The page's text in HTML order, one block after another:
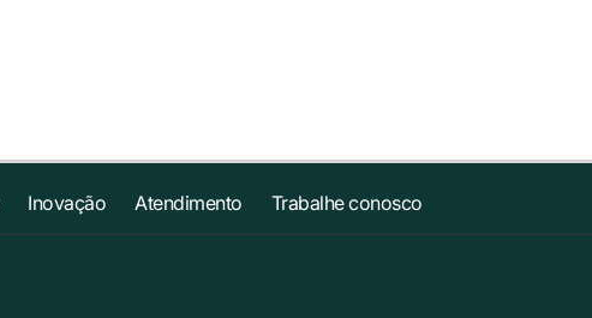
Inovação Atendimento Trabalhe conosco